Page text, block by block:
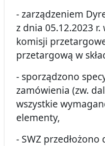
- zarządzeniem
z dnia 05.12.2023
komisji
przetargową w
- sporządzono
zamówienia (zw.
wszystkie
elementy,
- SWZ